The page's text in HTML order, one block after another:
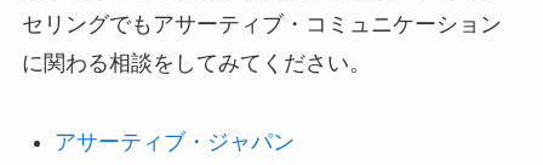
セリングでもアサーティブ・コミュニケーション
に関わる相談をしてみてください。
アサーティブ・ジャパン